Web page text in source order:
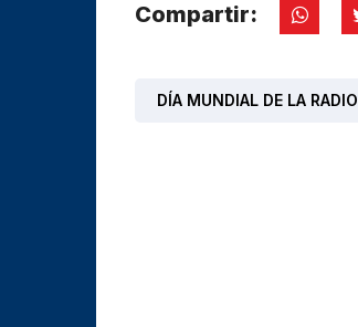
Compartir:
DÍA MUNDIAL DE LA RADIO